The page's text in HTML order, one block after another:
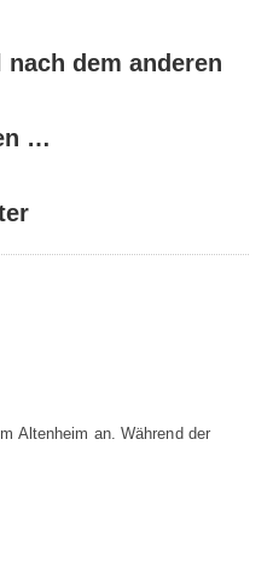
dem anderen
…
Altenheim an. Während der